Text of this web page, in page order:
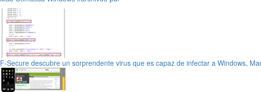
F-Secure descubre un sorprendente virus que es capaz de infectar a Windows,